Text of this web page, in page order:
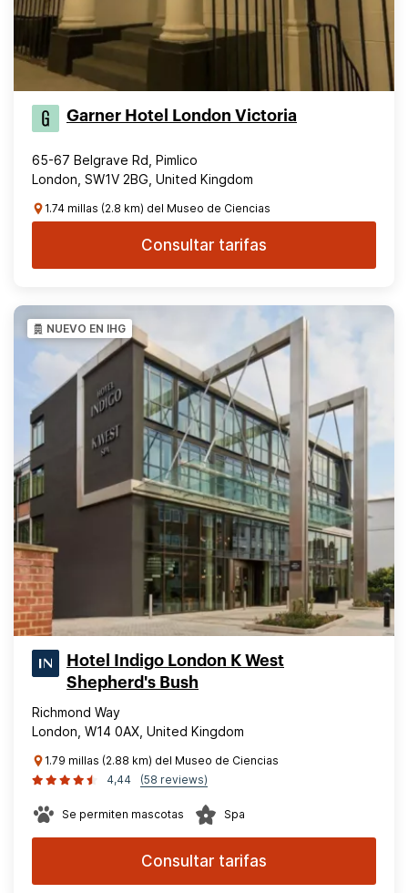
Garner Hotel London Victoria
65-67 Belgrave Rd, Pimlico
London, SW1V 2BG, United Kingdom
1.74 millas (2.8 km) del Museo de Ciencias
Consultar tarifas
NUEVO EN IHG
Hotel Indigo London K West
Shepherd's Bush
Richmond Way
London, W14 0AX, United Kingdom
1.79 millas (2.88 km) del Museo de Ciencias
4,44
(58 reviews)
Se permiten mascotas Spa
Consultar tarifas